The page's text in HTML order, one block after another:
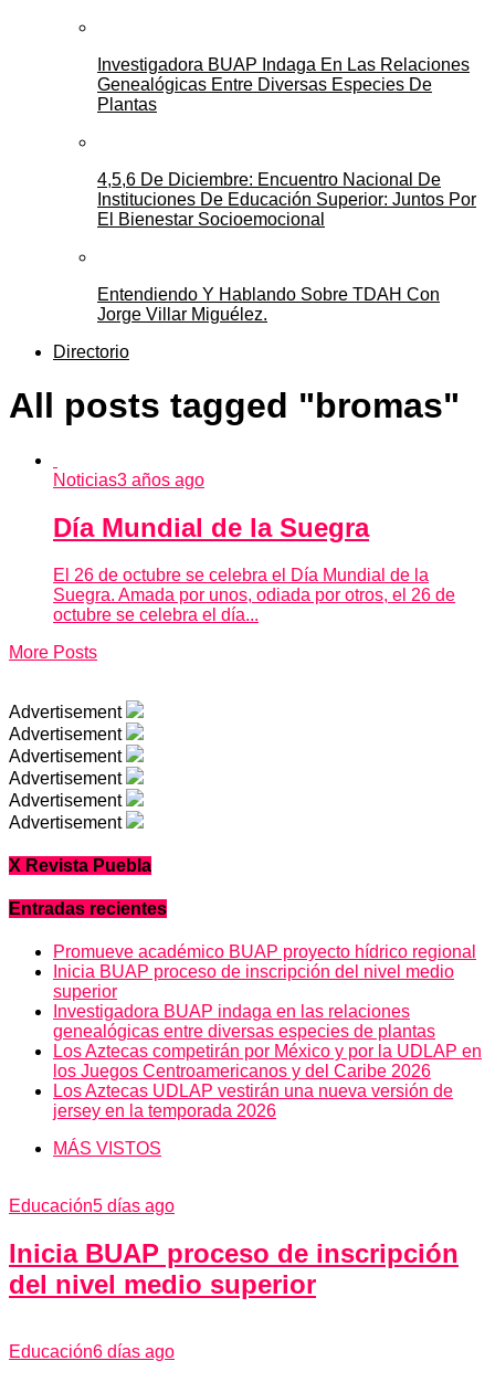
Investigadora BUAP Indaga En Las Relaciones
Genealógicas Entre Diversas Especies De
Plantas
4,5,6 De Diciembre: Encuentro Nacional De
Instituciones De Educación Superior: Juntos Por
El Bienestar Socioemocional
Entendiendo Y Hablando Sobre TDAH Con
Jorge Villar Miguélez.
Directorio
All posts tagged "bromas"
Noticias3 años ago
Día Mundial de la Suegra
El 26 de octubre se celebra el Día Mundial de la
Suegra. Amada por unos, odiada por otros, el 26 de
octubre se celebra el día...
More Posts
Advertisement
Advertisement
Advertisement
Advertisement
Advertisement
Advertisement
X Revista Puebla
Entradas recientes
Promueve académico BUAP proyecto hídrico regional
Inicia BUAP proceso de inscripción del nivel medio
superior
Investigadora BUAP indaga en las relaciones
genealógicas entre diversas especies de plantas
Los Aztecas competirán por México y por la UDLAP en
los Juegos Centroamericanos y del Caribe 2026
Los Aztecas UDLAP vestirán una nueva versión de
jersey en la temporada 2026
MÁS VISTOS
Educación5 días ago
Inicia BUAP proceso de inscripción
del nivel medio superior
Educación6 días ago